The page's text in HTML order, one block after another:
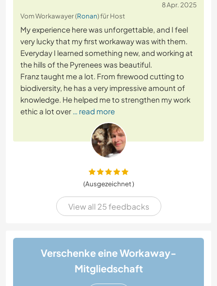
8 Apr. 2025
Vom Workawayer (Ronan) für Host
My experience here was unforgettable, and I feel
very lucky that my first workaway was with them.
Everyday I learned something new, and working at
the hills of the Pyrenees was beautiful.
Franz taught me a lot. From firewood cutting to
biodiversity, he has a very impressive amount of
knowledge. He helped me to strengthen my work
ethic a lot over … read more
(Ausgezeichnet )
View all 25 feedbacks
Verschenke eine Workaway-
Mitgliedschaft